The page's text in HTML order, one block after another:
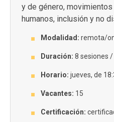
y de género, movimientos
humanos, inclusión y no
Modalidad: remota/
Duración: 8 sesiones
Horario: jueves, de
Vacantes: 15
Certificación: